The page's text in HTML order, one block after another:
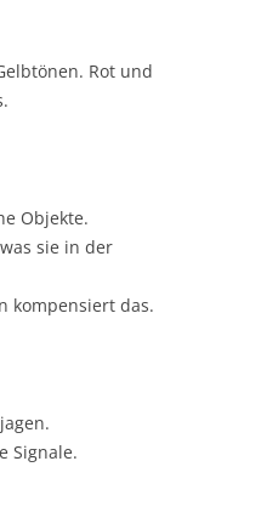
Rot und
Objekte.
sie in der
kompensiert das.
Signale.